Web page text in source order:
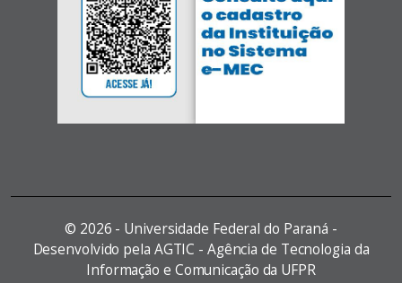
© 2026 - Universidade Federal do Paraná -
Desenvolvido pela AGTIC - Agência de Tecnologia da
Informação e Comunicação da UFPR